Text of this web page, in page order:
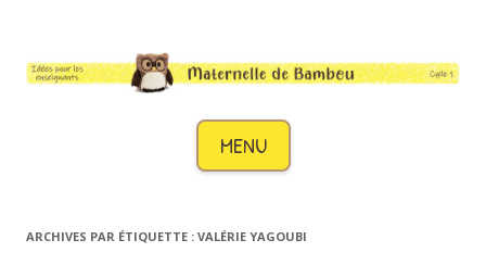
MENU
Aller au contenu
ARCHIVES PAR ÉTIQUETTE : VALÉRIE YAGOUBI